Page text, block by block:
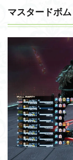
マスタードボ